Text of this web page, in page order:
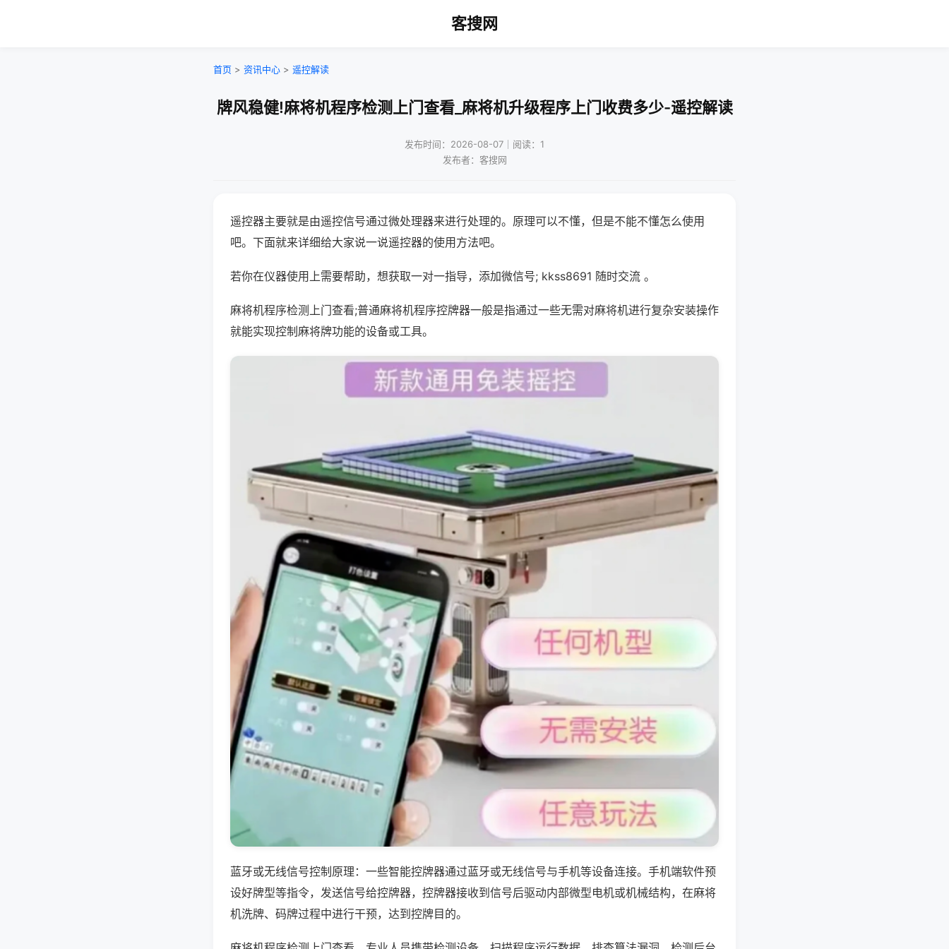
客搜网
首页 > 资讯中心 > 遥控解读
牌风稳健!麻将机程序检测上门查看_麻将机升级程序上门收费多少-遥控解读
发布时间：2026-08-07｜阅读：1
发布者：客搜网
遥控器主要就是由遥控信号通过微处理器来进行处理的。原理可以不懂，但是不能不懂怎么使用
吧。下面就来详细给大家说一说遥控器的使用方法吧。
若你在仪器使用上需要帮助，想获取一对一指导，添加微信号; kkss8691 随时交流 。
麻将机程序检测上门查看;普通麻将机程序控牌器一般是指通过一些无需对麻将机进行复杂安装操作
就能实现控制麻将牌功能的设备或工具。
蓝牙或无线信号控制原理：一些智能控牌器通过蓝牙或无线信号与手机等设备连接。手机端软件预
设好牌型等指令，发送信号给控牌器，控牌器接收到信号后驱动内部微型电机或机械结构，在麻将
机洗牌、码牌过程中进行干预，达到控牌目的。